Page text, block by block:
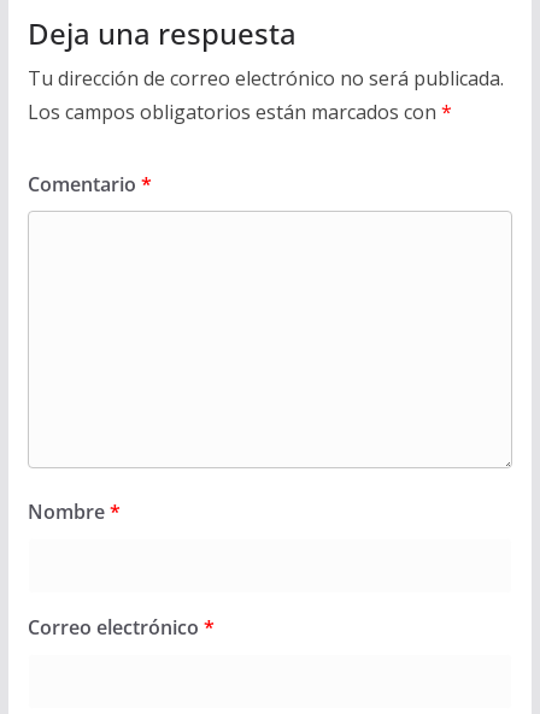
Deja una respuesta
Tu dirección de correo electrónico no será publicada.
Los campos obligatorios están marcados con *
Comentario *
Nombre*
Correo electrónico *